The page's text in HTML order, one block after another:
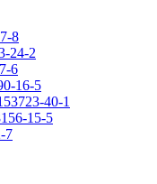
8
24-2
6
16-5
40-1
15-5
7